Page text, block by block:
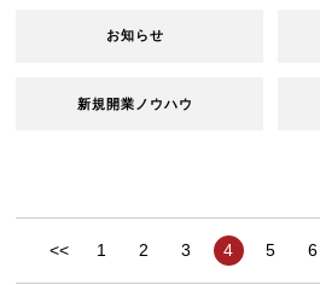
お知らせ
新規開業ノウハウ
<< 1 2 3 4 5 6